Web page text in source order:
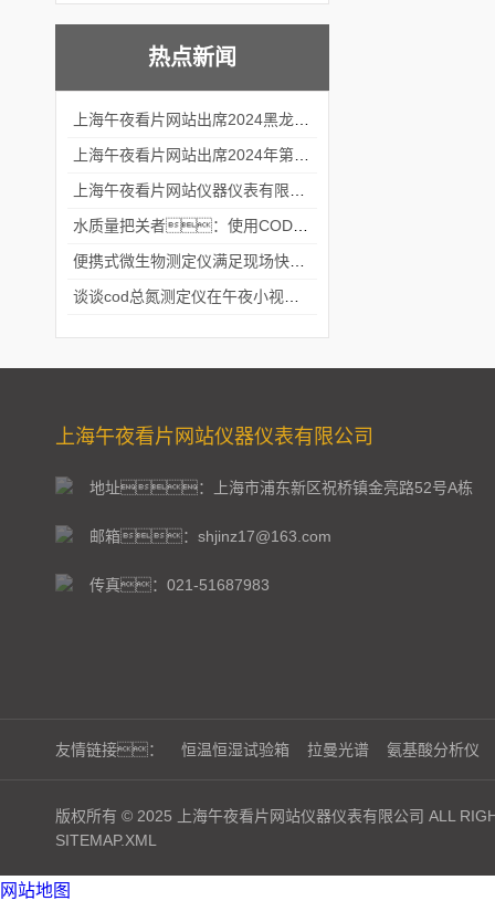
热点新闻
上海午夜看片网站仪器仪表有限公司
地址：上海市浦东新区祝桥镇金亮路52号A栋
邮箱：shjinz17@163.com
传真：021-51687983
友情链接： 恒温恒湿试验箱 拉曼光谱 氨基酸分析仪
版权所有 © 2025 上海午夜看片网站仪器仪表有限公司 ALL
SITEMAP.XML
网站地图